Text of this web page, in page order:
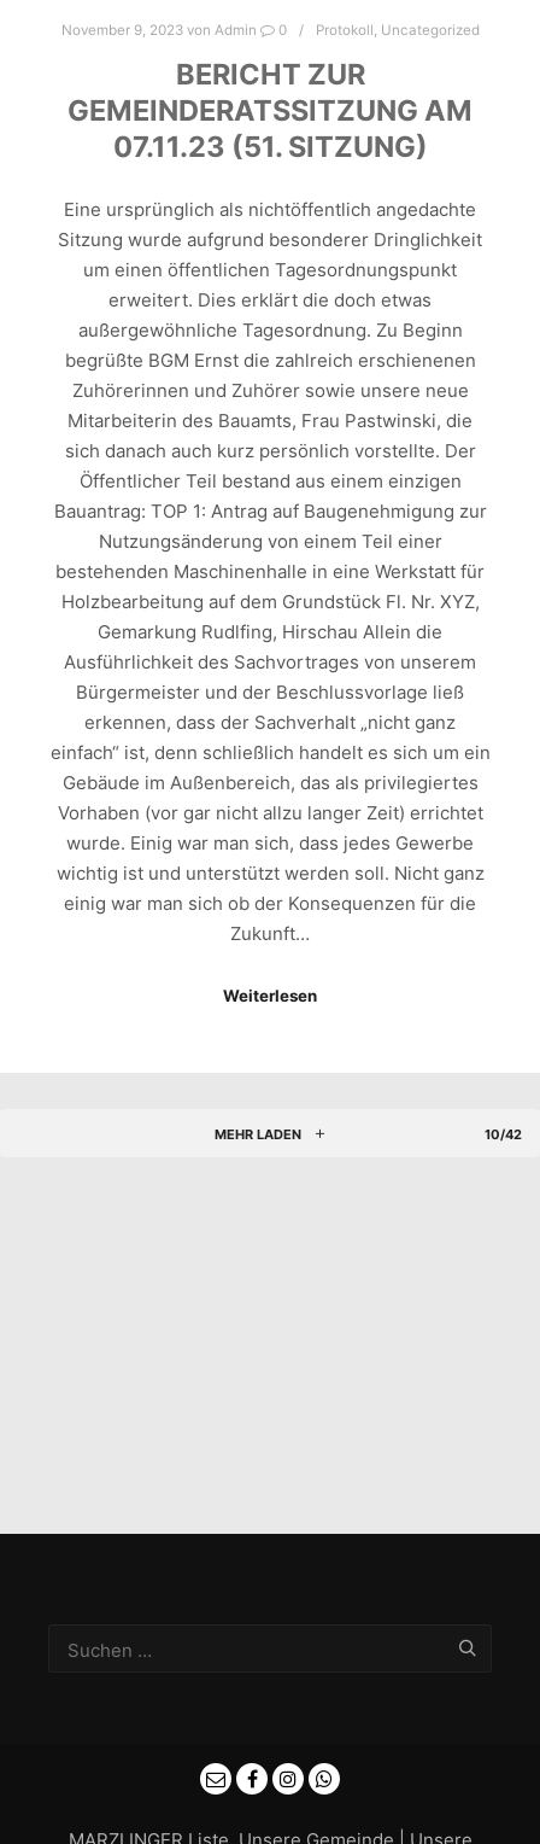
November 9, 2023von Admin 0 Protokoll Uncategorized
BERICHT ZUR
GEMEINDERATSSITZUNG AM
07.11.23 (51. SITZUNG)
Eine ursprünglich als nichtöffentlich angedachte
Sitzung wurde aufgrund besonderer Dringlichkeit
um einen öffentlichen Tagesordnungspunkt
erweitert. Dies erklärt die doch etwas
außergewöhnliche Tagesordnung. Zu Beginn
begrüßte BGM Ernst die zahlreich erschienenen
Zuhörerinnen und Zuhörer sowie unsere neue
Mitarbeiterin des Bauamts, Frau Pastwinski, die
sich danach auch kurz persönlich vorstellte. Der
Öffentlicher Teil bestand aus einem einzigen
Bauantrag: TOP 1: Antrag auf Baugenehmigung zur
Nutzungsänderung von einem Teil einer
bestehenden Maschinenhalle in eine Werkstatt für
Holzbearbeitung auf dem Grundstück Fl. Nr. XYZ,
Gemarkung Rudlfing, Hirschau Allein die
Ausführlichkeit des Sachvortrages von unserem
Bürgermeister und der Beschlussvorlage ließ
erkennen, dass der Sachverhalt „nicht ganz
einfach“ ist, denn schließlich handelt es sich um ein
Gebäude im Außenbereich, das als privilegiertes
Vorhaben (vor gar nicht allzu langer Zeit) errichtet
wurde. Einig war man sich, dass jedes Gewerbe
wichtig ist und unterstützt werden soll. Nicht ganz
einig war man sich ob der Konsequenzen für die
Zukunft…
Weiterlesen
MEHR LADEN 10/42